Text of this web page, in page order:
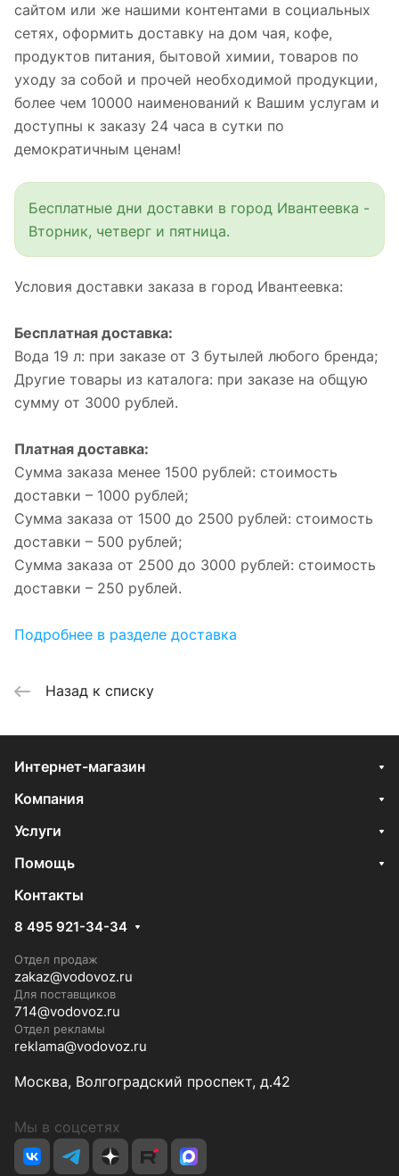
сайтом или же нашими контентами в социальных
сетях, оформить доставку на дом чая, кофе,
продуктов питания, бытовой химии, товаров по
уходу за собой и прочей необходимой продукции,
более чем 10000 наименований к Вашим услугам и
доступны к заказу 24 часа в сутки по
демократичным ценам!
Бесплатные дни доставки в город Ивантеевка -
Вторник, четверг и пятница.
Условия доставки заказа в город Ивантеевка:
Бесплатная доставка:
Вода 19 л: при заказе от 3 бутылей любого бренда;
Другие товары из каталога: при заказе на общую
сумму от 3000 рублей.
Платная доставка:
Сумма заказа менее 1500 рублей: стоимость
доставки – 1000 рублей;
Сумма заказа от 1500 до 2500 рублей: стоимость
доставки – 500 рублей;
Сумма заказа от 2500 до 3000 рублей: стоимость
доставки – 250 рублей.
Подробнее в разделе доставка
Назад к списку
Интернет-магазин
Компания
Услуги
Помощь
Контакты
8 495 921-34-34
Отдел продаж
zakaz@vodovoz.ru
Для поставщиков
714@vodovoz.ru
Отдел рекламы
reklama@vodovoz.ru
Москва, Волгоградский проспект, д.42
Мы в соцсетях